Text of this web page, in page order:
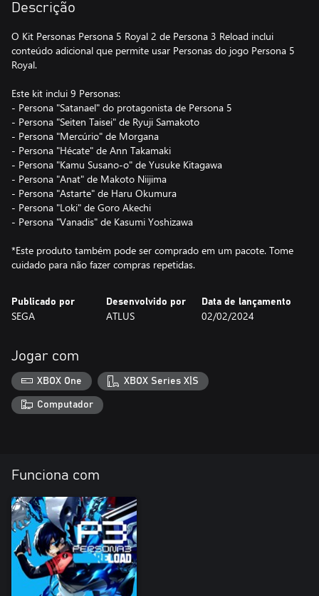
Descrição
O Kit Personas Persona 5 Royal 2 de Persona 3 Reload inclui
conteúdo adicional que permite usar Personas do jogo Persona 5
Royal.
Este kit inclui 9 Personas:
- Persona "Satanael" do protagonista de Persona 5
- Persona "Seiten Taisei" de Ryuji Samakoto
- Persona "Mercúrio" de Morgana
- Persona "Hécate" de Ann Takamaki
- Persona "Kamu Susano-o" de Yusuke Kitagawa
- Persona "Anat" de Makoto Niijima
- Persona "Astarte" de Haru Okumura
- Persona "Loki" de Goro Akechi
- Persona "Vanadis" de Kasumi Yoshizawa
*Este produto também pode ser comprado em um pacote. Tome
cuidado para não fazer compras repetidas.
Publicado por
SEGA
Desenvolvido por
ATLUS
Data de lançamento
02/02/2024
Jogar com
XBOX One XBOX Series X|S
Computador
Funciona com